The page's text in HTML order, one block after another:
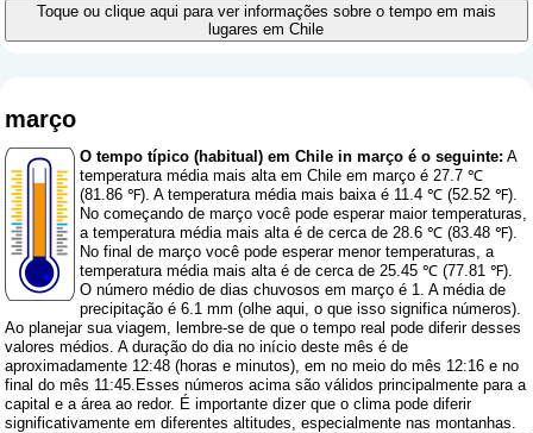
Toque ou clique aqui para ver informações sobre o tempo em mais
lugares em Chile
março
O tempo típico (habitual) em Chile in março é o seguinte: A
temperatura média mais alta em Chile em março é 27.7 ℃
(81.86 ℉). A temperatura média mais baixa é 11.4 ℃ (52.52 ℉).
No começando de março você pode esperar maior temperaturas,
a temperatura média mais alta é de cerca de 28.6 ℃ (83.48 ℉).
No final de março você pode esperar menor temperaturas, a
temperatura média mais alta é de cerca de 25.45 ℃ (77.81 ℉).
O número médio de dias chuvosos em março é 1. A média de
precipitação é 6.1 mm (olhe aqui, o que isso significa números).
Ao planejar sua viagem, lembre-se de que o tempo real pode diferir desses
valores médios. A duração do dia no início deste mês é de
aproximadamente 12:48 (horas e minutos), em no meio do mês 12:16 e no
final do mês 11:45.Esses números acima são válidos principalmente para a
capital e a área ao redor. É importante dizer que o clima pode diferir
significativamente em diferentes altitudes, especialmente nas montanhas.